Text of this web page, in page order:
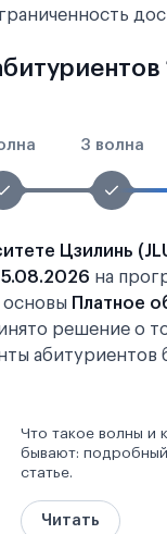
3 волна
Цзилинь
на
основы Платное
решение о
абитуриентов
Что такое волны и
бывают:
статье.
Читать